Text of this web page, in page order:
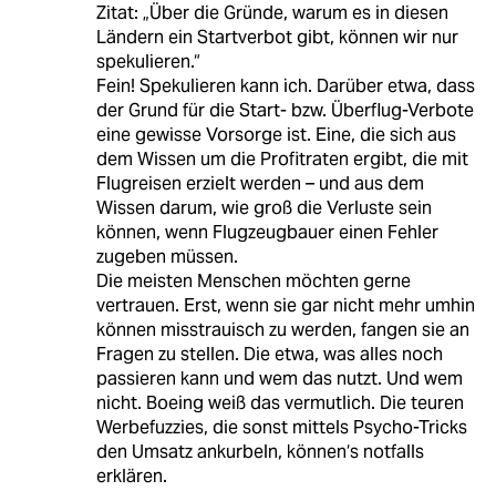
Zitat: „Über die Gründe, warum es in diesen
Ländern ein Startverbot gibt, können wir nur
spekulieren.“
Fein! Spekulieren kann ich. Darüber etwa, dass
der Grund für die Start- bzw. Überflug-Verbote
eine gewisse Vorsorge ist. Eine, die sich aus
dem Wissen um die Profitraten ergibt, die mit
Flugreisen erzielt werden – und aus dem
Wissen darum, wie groß die Verluste sein
können, wenn Flugzeugbauer einen Fehler
zugeben müssen.
Die meisten Menschen möchten gerne
vertrauen. Erst, wenn sie gar nicht mehr umhin
können misstrauisch zu werden, fangen sie an
Fragen zu stellen. Die etwa, was alles noch
passieren kann und wem das nutzt. Und wem
nicht. Boeing weiß das vermutlich. Die teuren
Werbefuzzies, die sonst mittels Psycho-Tricks
den Umsatz ankurbeln, können‘s notfalls
erklären.